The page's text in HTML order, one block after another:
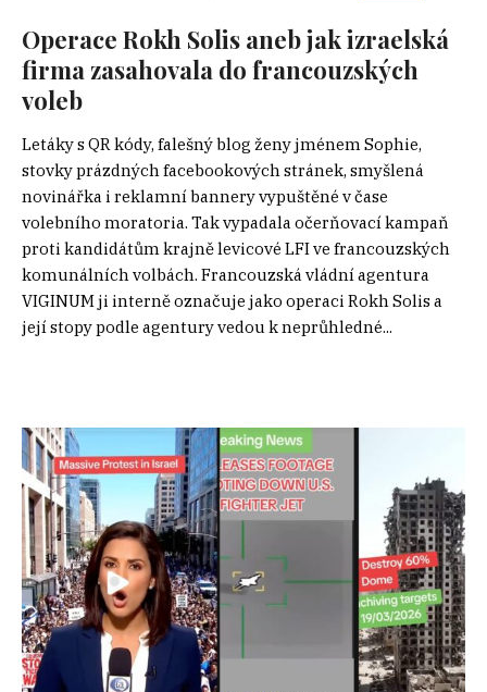
Operace Rokh Solis aneb jak izraelská
firma zasahovala do francouzských
voleb
Letáky s QR kódy, falešný blog ženy jménem Sophie,
stovky prázdných facebookových stránek, smyšlená
novinářka i reklamní bannery vypuštěné v čase
volebního moratoria. Tak vypadala očerňovací kampaň
proti kandidátům krajně levicové LFI ve francouzských
komunálních volbách. Francouzská vládní agentura
VIGINUM ji interně označuje jako operaci Rokh Solis a
její stopy podle agentury vedou k neprůhledné...